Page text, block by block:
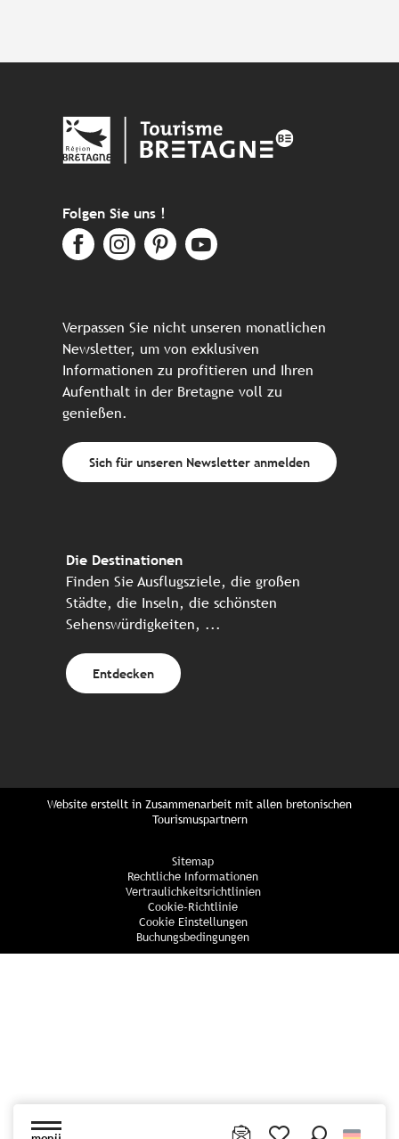
Folgen Sie uns !
Verpassen Sie nicht unseren monatlichen
Newsletter, um von exklusiven
Informationen zu profitieren und Ihren
Aufenthalt in der Bretagne voll zu
genießen.
Sich für unseren Newsletter anmelden
Die Destinationen
Finden Sie Ausflugsziele, die großen
Städte, die Inseln, die schönsten
Sehenswürdigkeiten, ...
Entdecken
Website erstellt in Zusammenarbeit mit allen bretonischen
Tourismuspartnern
Sitemap
Rechtliche Informationen
Vertraulichkeitsrichtlinien
Cookie-Richtlinie
Cookie Einstellungen
Buchungsbedingungen